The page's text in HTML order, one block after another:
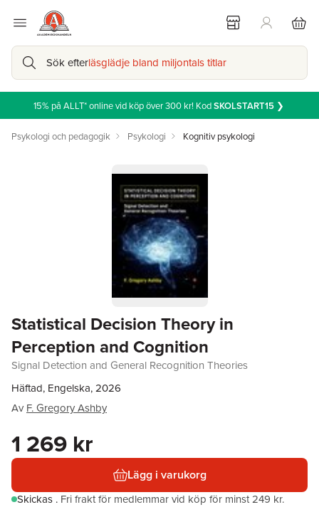
Sök efterläsglädje bland miljontals titlar
15% på ALLT* online vid köp över 300 kr! KodSKOLSTART15❯
Psykologi och pedagogik Psykologi Kognitiv psykologi
Statistical Decision Theory in
Perception and Cognition
Signal Detection and General Recognition Theories
Häftad, Engelska, 2026
Av F. Gregory Ashby
1 269 kr
Lägg i varukorg
Skickas . Fri frakt för medlemmar vid köp för minst 249 kr.